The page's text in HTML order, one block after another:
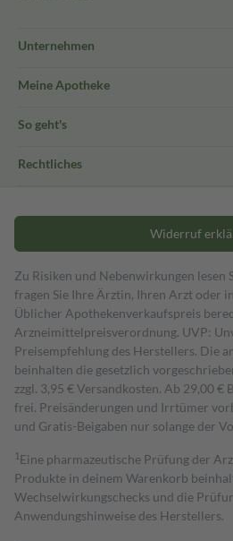
Unternehmen
Meine Apotheke
So geht's
Rechtliches
Widerruf
Zu Risiken und Nebenwirkungen lesen
fragen Sie Ihre Ärztin, Ihren Arzt oder
Üblicher Apothekenverkaufspreis
Arzneimittelpreisverordnung. UVP:
Preisempfehlung des Herstellers. Die
beinhalten die gesetzlich
zzgl. 3,95 € Versandkosten. Ab 29,00
frei. Preisänderungen und Irrtümer
und Gratis-Beigaben nur solange der
1 Eine pharmazeutische Prüfung der
Produkte in deinem Warenkorb
Wechselwirkungschecks und die
Anwendungshinweise des Herstellers.